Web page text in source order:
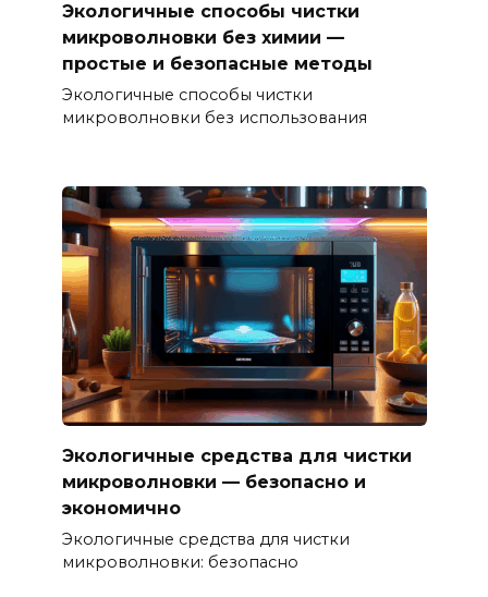
Экологичные способы чистки
микроволновки без химии —
простые и безопасные методы
Экологичные способы чистки
микроволновки без использования
Экологичные средства для чистки
микроволновки — безопасно и
экономично
Экологичные средства для чистки
микроволновки: безопасно